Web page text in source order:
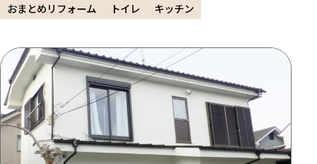
おまとめリフォーム トイレ キッチン